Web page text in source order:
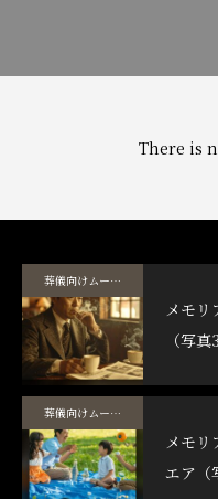
There is
葬儀向けムービーテンプレート
メモリ
（写真
葬儀向けムービーテンプレート
メモリ
エア（